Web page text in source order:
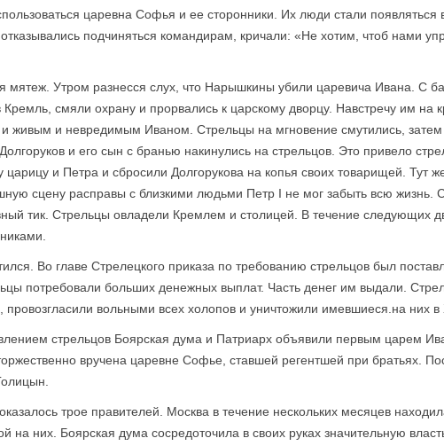
царевна Софья и ее сторонники. Их люди стали появляться
подчиняться командирам, кричали: «Не хотим, чтоб нами
мятеж. Утром разнесся слух, что Нарышкины убили царевича Ивана. С
Кремль, смяли охрану и прорвались к царскому дворцу. Навстречу им
живым и невредимым Иваном. Стрельцы на мгновение смутились, затем
и его сын с бранью накинулись на стрельцов. Это привело
царицу и Петра и сбросили Долгорукова на копья своих товарищей.
сцену расправы с близкими людьми Петр I не мог забыть всю жизнь.
тик. Стрельцы овладели Кремлем и столицей. В течение следующих
Во главе Стрелецкого приказа по требованию стрельцов был
потребовали больших денежных выплат. Часть денег им выдали.
провозгласили вольными всех холопов и уничтожили имевшиеся.на них
стрельцов Боярская дума и Патриарх объявили первым царем
вручена царевне Софье, ставшей регентшей при братьях.
трое правителей. Москва в течение нескольких месяцев
на них. Боярская дума сосредоточила в своих руках значительную